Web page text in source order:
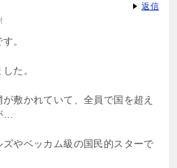
。
た。
敷かれていて、全員で国を超え
…
やベッカム級の国民的スターで
返信